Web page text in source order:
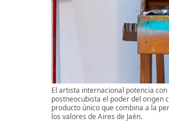
El artista internacional potencia
postneocubista el poder del origen
producto único que combina a la
los valores de Aires de Jaén.